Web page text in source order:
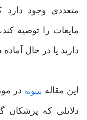
متعددی وجود
مایعات را توصیه
دارید یا در حال
این مقاله بیتوته در
دلایلی که پزشکان